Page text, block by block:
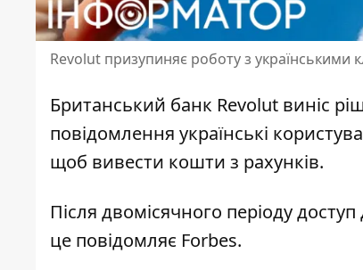
Revolut призупиняє роботу з українськими
Британський банк Revolut виніс
повідомлення українські
щоб вивести кошти з рахунків.
Після двомісячного періоду
це повідомляє Forbes.